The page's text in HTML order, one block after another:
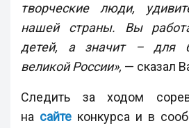
творческие люди,
нашей страны. Вы
детей, а значит – для
великой России», — сказал
Следить за ходом
на сайте конкурса и в